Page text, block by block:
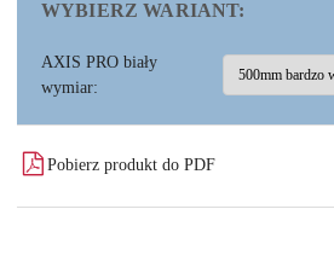
WYBIERZ WARIANT:
AXIS PRO biały
wymiar:
Pobierz produkt do PDF